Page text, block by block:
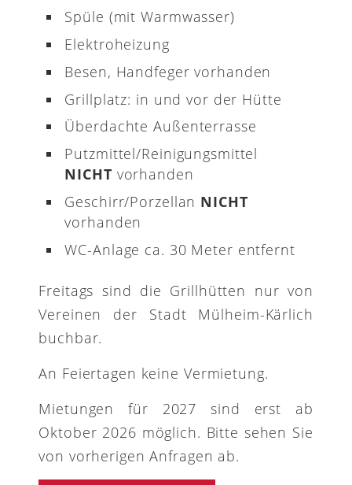
Spüle (mit Warmwasser)
Elektroheizung
Besen, Handfeger vorhanden
Grillplatz: in und vor der Hütte
Überdachte Außenterrasse
Putzmittel/Reinigungsmittel
NICHT vorhanden
Geschirr/Porzellan NICHT
vorhanden
WC-Anlage ca. 30 Meter entfernt
Freitags sind die Grillhütten nur von
Vereinen der Stadt Mülheim-Kärlich
buchbar.
An Feiertagen keine Vermietung.
Mietungen für 2027 sind erst ab
Oktober 2026 möglich. Bitte sehen Sie
von vorherigen Anfragen ab.